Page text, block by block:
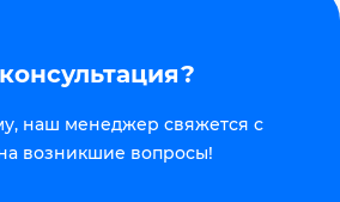
наш менеджер свяжется с
возникшие вопросы!